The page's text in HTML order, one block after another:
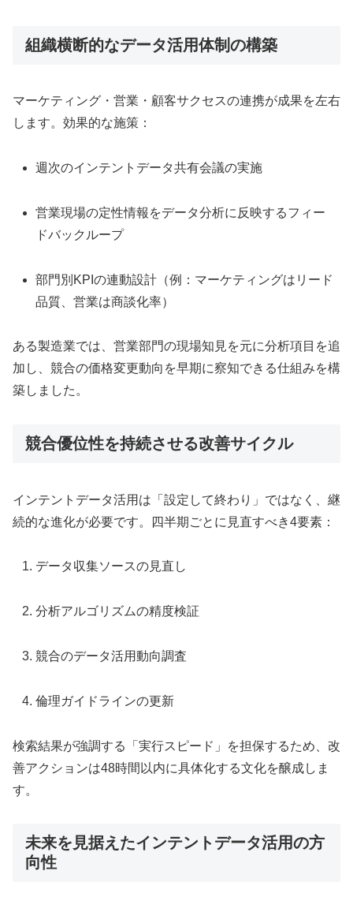
組織横断的なデータ活用体制の構築
マーケティング・営業・顧客サクセスの連携が成果を左右
します。効果的な施策：
週次のインテントデータ共有会議の実施
営業現場の定性情報をデータ分析に反映するフィー
ドバックループ
部門別KPIの連動設計（例：マーケティングはリード
品質、営業は商談化率）
ある製造業では、営業部門の現場知見を元に分析項目を追
加し、競合の価格変更動向を早期に察知できる仕組みを構
築しました。
競合優位性を持続させる改善サイクル
インテントデータ活用は「設定して終わり」ではなく、継
続的な進化が必要です。四半期ごとに見直すべき4要素：
データ収集ソースの見直し
分析アルゴリズムの精度検証
競合のデータ活用動向調査
倫理ガイドラインの更新
検索結果が強調する「実行スピード」を担保するため、改
善アクションは48時間以内に具体化する文化を醸成しま
す。
未来を見据えたインテントデータ活用の方
向性